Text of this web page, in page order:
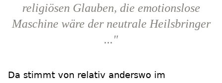
religiösen Glauben, die emotionslose
Maschine wäre der neutrale Heilsbringer
..."
Da stimmt von relativ anderswo im